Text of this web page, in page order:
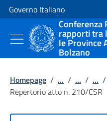
Vai al contenuto
Vai alla navigazione del sito
Governo Italiano
Conferenza
rapporti tra
le Province
Bolzano
Homepage / ... / ... / ... /
Repertorio atto n. 210/CSR